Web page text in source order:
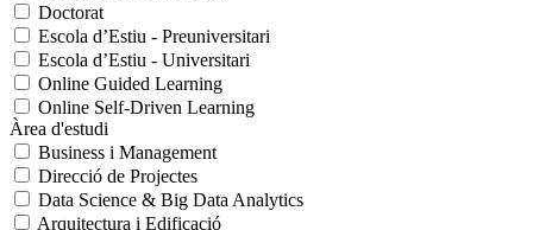
Doctorat
Escola d’Estiu - Preuniversitari
Escola d’Estiu - Universitari
Online Guided Learning
Online Self-Driven Learning
Àrea d'estudi
Business i Management
Direcció de Projectes
Data Science & Big Data Analytics
Arquitectura i Edificació